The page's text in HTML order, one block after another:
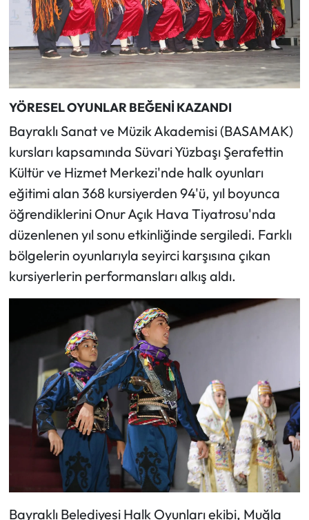
YÖRESEL OYUNLAR BEĞENİ KAZANDI
Bayraklı Sanat ve Müzik Akademisi (BASAMAK)
kursları kapsamında Süvari Yüzbaşı Şerafettin
Kültür ve Hizmet Merkezi'nde halk oyunları
eğitimi alan 368 kursiyerden 94'ü, yıl boyunca
öğrendiklerini Onur Açık Hava Tiyatrosu'nda
düzenlenen yıl sonu etkinliğinde sergiledi. Farklı
bölgelerin oyunlarıyla seyirci karşısına çıkan
kursiyerlerin performansları alkış aldı.
Bayraklı Belediyesi Halk Oyunları ekibi, Muğla